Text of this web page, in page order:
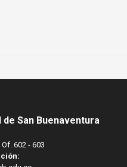
de San Buenaventura
602 - 603